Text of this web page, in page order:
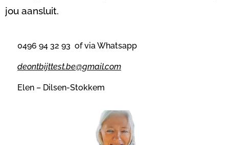
jou aansluit.
0496 94 32 93 of via Whatsapp
deontbijttest.be@gmail.com
Elen – Dilsen-Stokkem